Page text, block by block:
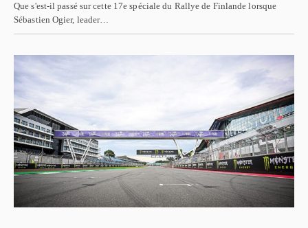
Que s'est-il passé sur cette 17e spéciale du Rallye de Finlande lorsque
Sébastien Ogier, leader…